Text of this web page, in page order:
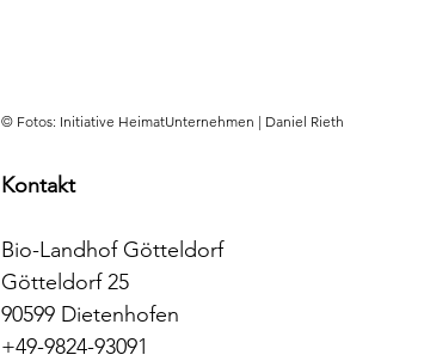
© Fotos: Initiative HeimatUnternehmen | Daniel Rieth
Kontakt
Bio-Landhof Götteldorf
Götteldorf 25
90599 Dietenhofen
+49-9824-93091